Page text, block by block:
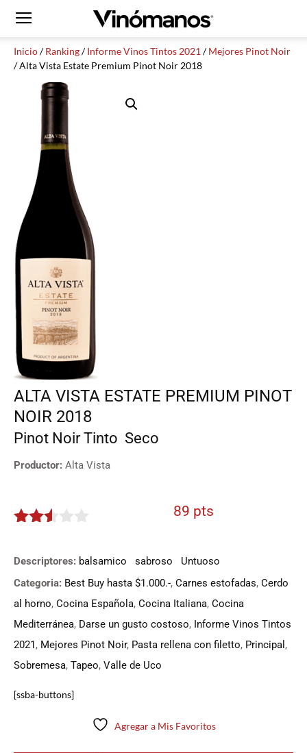
Inicio/Ranking/Informe Vinos Tintos 2021 /Mejores Pinot Noir
/ Alta Vista Estate Premium Pinot Noir 2018
ALTA VISTA ESTATE PREMIUM PINOT
NOIR 2018
Pinot Noir Tinto Seco
Productor: Alta Vista
89 pts
Descriptores: balsamico sabroso
Untuoso
Categoria: Best Buy hasta $1.000.-, Carnes estofadas, Cerdo
al horno, Cocina Española, Cocina Italiana, Cocina
Mediterránea, Darse un gusto costoso, Informe Vinos Tintos
2021, Mejores Pinot Noir, Pasta rellena con filetto, Principal ,
Sobremesa, Tapeo, Valle de Uco
[ssba-buttons]
Agregar a Mis Favoritos